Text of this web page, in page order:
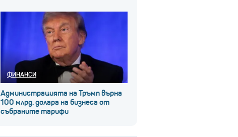
ФИНАНСИ
Администрацията на Тръмп върна
100 млрд. долара на бизнеса от
събраните тарифи